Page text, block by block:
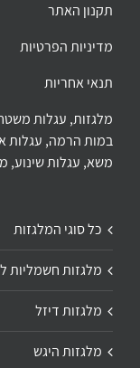
תקנון האתר
מדיניות הפרטיות
תנאי אחריות
מלגזות, עגלות
במות הרמה, עגלות
משא, עגלות שינוע,
כל סוגי המלגזות
מלגזות חשמליות
מלגזות דיזל
מלגזות היגש